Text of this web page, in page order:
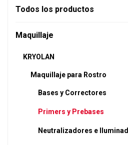
Todos los productos
Maquillaje
KRYOLAN
Maquillaje para Rostro
Bases y Correctores
Primers y Prebases
Neutralizadores e